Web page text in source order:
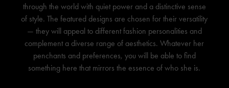
through the world with quiet power and a distinctive sense
of style. The featured designs are chosen for their versatility
— they will appeal to different fashion personalities and
complement a diverse range of aesthetics. Whatever her
penchants and preferences, you will be able to find
something here that mirrors the essence of who she is.